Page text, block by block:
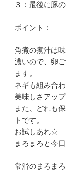
３：最後に豚
ポイント：
角煮の煮汁は
濃いので、卵
ます。
ネギも組み合
美味しさアップ
また、どれも
トです。
お試しあれ☆
まろまろ と今
常滑のまろまろ